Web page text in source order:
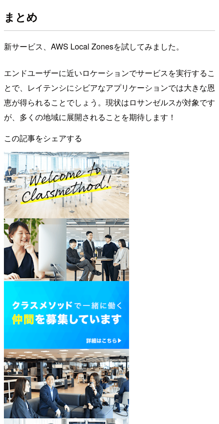
まとめ
新サービス、AWS Local Zonesを試してみました。
エンドユーザーに近いロケーションでサービスを実行するこ
とで、レイテンシにシビアなアプリケーションでは大きな恩
恵が得られることでしょう。現状はロサンゼルスが対象です
が、多くの地域に展開されることを期待します！
この記事をシェアする